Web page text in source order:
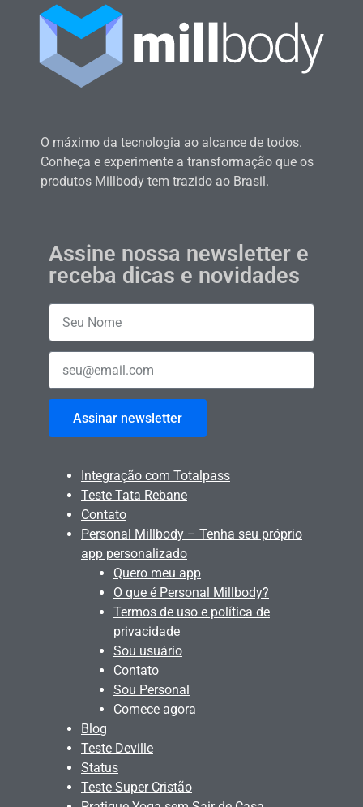
O máximo da tecnologia ao alcance de todos.
Conheça e experimente a transformação que os
produtos Millbody tem trazido ao Brasil.
Assine nossa newsletter e
receba dicas e novidades
Assinar newsletter
Integração com Totalpass
Teste Tata Rebane
Contato
Personal Millbody – Tenha seu próprio
app personalizado
Quero meu app
O que é Personal Millbody?
Termos de uso e política de
privacidade
Sou usuário
Contato
Sou Personal
Comece agora
Blog
Teste Deville
Status
Teste Super Cristão